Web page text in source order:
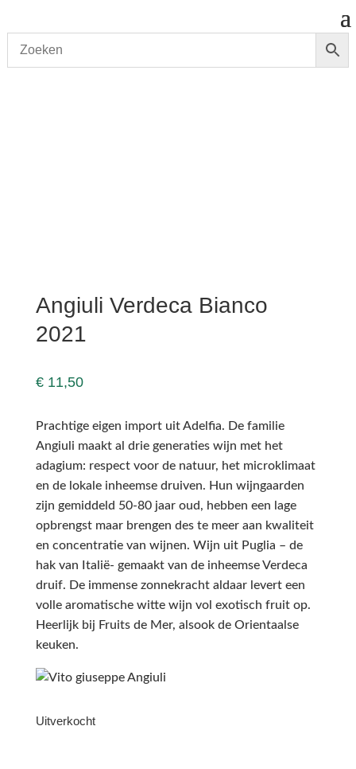
Angiuli Verdeca Bianco
2021
€11,50
Prachtige eigen import uit Adelfia. De familie
Angiuli maakt al drie generaties wijn met het
adagium: respect voor de natuur, het microklimaat
en de lokale inheemse druiven. Hun wijngaarden
zijn gemiddeld 50-80 jaar oud, hebben een lage
opbrengst maar brengen des te meer aan kwaliteit
en concentratie van wijnen. Wijn uit Puglia – de
hak van Italië- gemaakt van de inheemse Verdeca
druif. De immense zonnekracht aldaar levert een
volle aromatische witte wijn vol exotisch fruit op.
Heerlijk bij Fruits de Mer, alsook de Orientaalse
keuken.
Uitverkocht